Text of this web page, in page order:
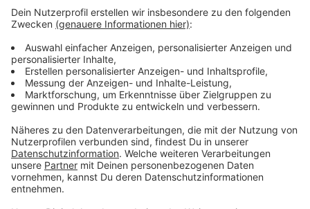
Misere und trennten sich von Trainer Klaus Frecken.
Die Ex-Coaches Sebastian Bruns und Mirco Heger
übernehmen interimsweise bis zur Winterpause. Wie
die Blau-Weißen die Trainerposition anschließend
Verantwortlichen des SCH führen aktuell Gespräche
mit zwei potenziellen Kandidaten.
Anzeige